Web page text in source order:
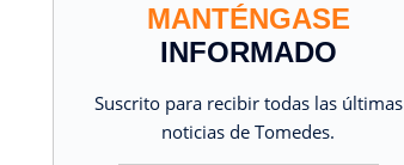
MANTÉNGASE
INFORMADO
Suscrito para recibir todas las últimas
noticias de Tomedes.